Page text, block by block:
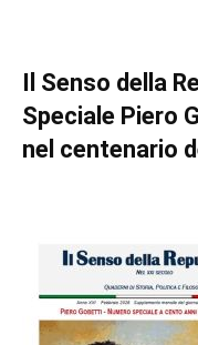
Il Senso della
Speciale Piero
nel centenario